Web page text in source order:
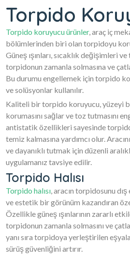
Torpido
Torpido koruyucu ürünler, araç iç
bölümlerinden biri olan torpidoyu
Güneş ışınları, sıcaklık değişimleri
torpidonun zamanla solmasına ve
Bu durumu engellemek için torpido
ve solüsyonlar kullanılır.
Kaliteli bir torpido koruyucu, yüzeyi
korumasını sağlar ve toz tutmasını
antistatik özellikleri sayesinde
temiz kalmasına yardımcı olur.
ve dayanıklı tutmak için düzenli
uygulamanız tavsiye edilir.
Torpido Halısı
Torpido halısı, aracın torpidosunu
ve estetik bir görünüm kazandıran
Özellikle güneş ışınlarının zararlı
torpidonun zamanla solmasını ve
yanı sıra torpidoya yerleştirilen
sürüş güvenliğini artırır.